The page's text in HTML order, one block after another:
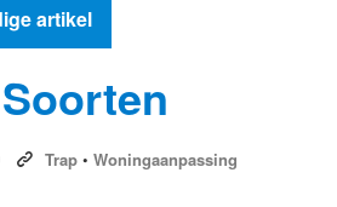
artikel
Trap •Woningaanpassing